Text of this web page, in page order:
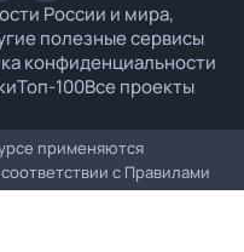
России и мира,
полезные сервисы
конфиденциальности
Топ-100Все проекты
применяются
с Правилами